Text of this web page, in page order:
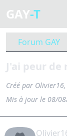
GAY-T
Forum GAY
J'ai peur
Créé par
Mis à jour le 08/